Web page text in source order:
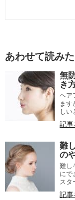
あわせて読み
無
き
ヘア
ます
し
記事
難
の
難し
にで
スタ
記事